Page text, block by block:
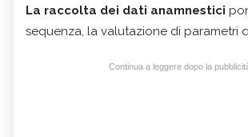
La raccolta dei dati anamnestici
sequenza, la valutazione di parametri
Continua a leggere dopo la